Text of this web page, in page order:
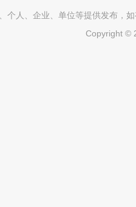
个人、企业、单位等提供发布，
Copyright ©